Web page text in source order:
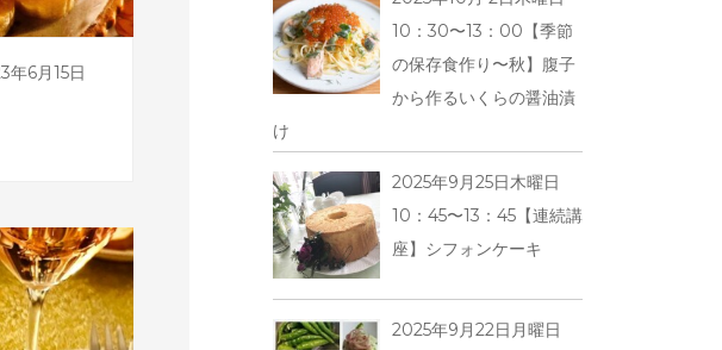
年6月15日
10：30〜13：00【季節
の保存食作り〜秋】腹子
から作るいくらの醤油漬
け
2025年9月25日木曜日
10：45〜13：45【連続講
座】シフォンケーキ
2025年9月22日月曜日